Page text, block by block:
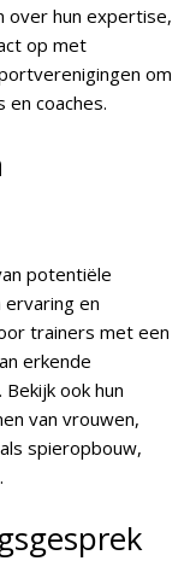
over hun expertise,
op met
om
coaches.
potentiële
en
trainers met een
erkende
Bekijk ook hun
van vrouwen,
spieropbouw,